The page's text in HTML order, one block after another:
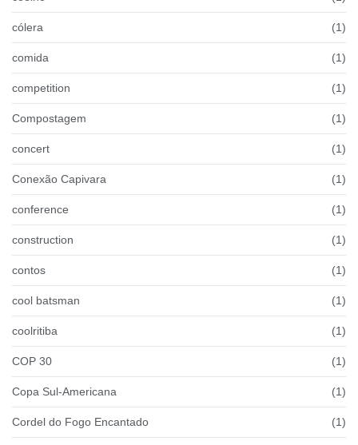
cólera (1)
comida (1)
competition (1)
Compostagem (1)
concert (1)
Conexão Capivara (1)
conference (1)
construction (1)
contos (1)
cool batsman (1)
coolritiba (1)
COP 30 (1)
Copa Sul-Americana (1)
Cordel do Fogo Encantado (1)